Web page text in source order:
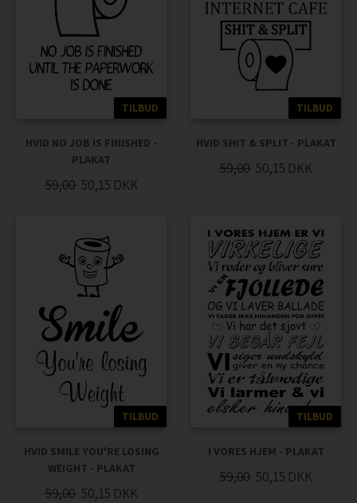
TILBUD
HVID NO JOB IS FINISHED -
PLAKAT
59,00 50,15 DKK
TILBUD
HVID SHIT & SPLIT - PLAKAT
59,00 50,15 DKK
TILBUD
HVID SMILE YOU'RE LOSING
WEIGHT - PLAKAT
59,00 50,15 DKK
TILBUD
I VORES HJEM - PLAKAT
59,00 50,15 DKK